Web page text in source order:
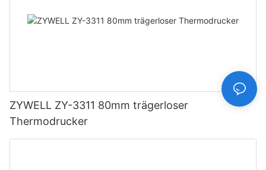
ZYWELL ZY-3311 80mm trägerloser
Thermodrucker